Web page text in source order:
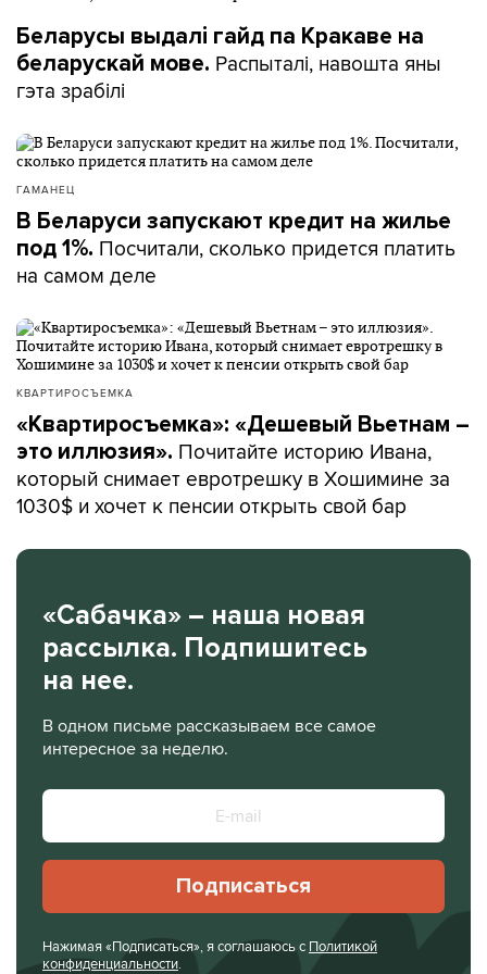
Беларусы выдалі гайд па Кракаве на
беларускай мове. Распыталі, навошта яны
гэта зрабілі
ГАМАНЕЦ
В Беларуси запускают кредит на жилье
под 1%. Посчитали, сколько придется платить
на самом деле
КВАРТИРОСЪЕМКА
«Квартиросъемка»: «Дешевый Вьетнам –
это иллюзия». Почитайте историю Ивана,
который снимает евротрешку в Хошимине за
1030$ и хочет к пенсии открыть свой бар
«Сабачка» – наша новая
рассылка. Подпишитесь
на нее.
В одном письме рассказываем все самое
интересное за неделю.
Подписаться
Нажимая «Подписаться», я соглашаюсь с Политикой
конфиденциальности.